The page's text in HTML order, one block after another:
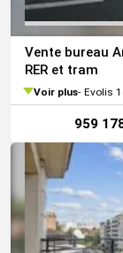
Vente bureau
RER et tram
Voir plus Evolis
959